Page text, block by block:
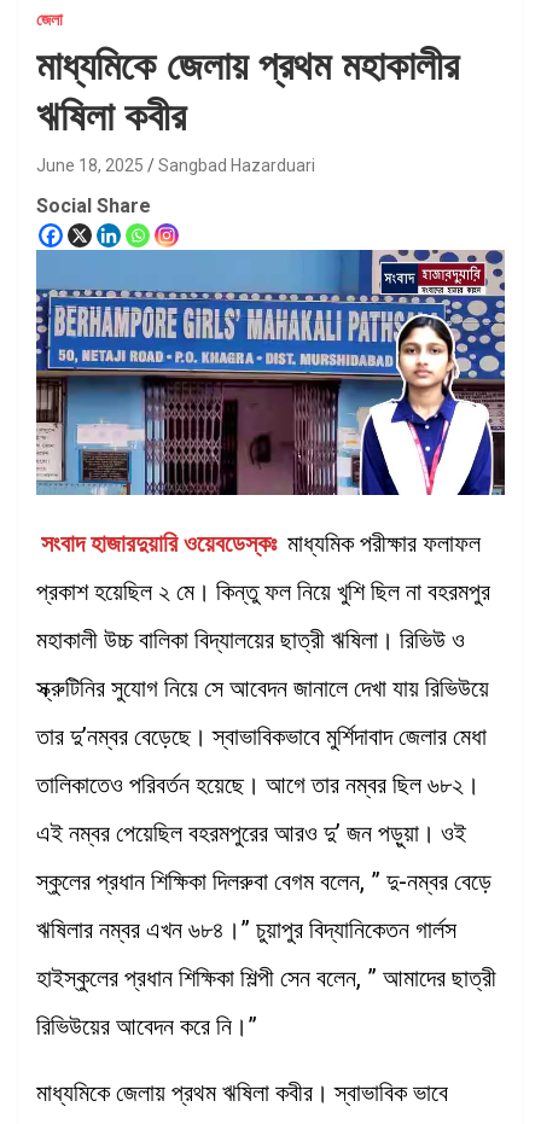
জেলা
মাধ্যমিকে জেলায় প্রথম মহাকালীর
ঋষিলা কবীর
June 18, 2025 Sangbad Hazarduari
Social Share
সংবাদ হাজারদুয়ারি ওয়েবডেস্কঃ মাধ্যমিক পরীক্ষার ফলাফল
প্রকাশ হয়েছিল ২ মে। কিন্তু ফল নিয়ে খুশি ছিল না বহরমপুর
মহাকালী উচ্চ বালিকা বিদ্যালয়ের ছাত্রী ঋষিলা। রিভিউ ও
স্ক্রুটিনির সুযোগ নিয়ে সে আবেদন জানালে দেখা যায় রিভিউয়ে
তার দু’নম্বর বেড়েছে। স্বাভাবিকভাবে মুর্শিদাবাদ জেলার মেধা
তালিকাতেও পরিবর্তন হয়েছে। আগে তার নম্বর ছিল ৬৮২।
এই নম্বর পেয়েছিল বহরমপুরের আরও দু’ জন পড়ুয়া। ওই
স্কুলের প্রধান শিক্ষিকা দিলরুবা বেগম বলেন, ” দু-নম্বর বেড়ে
ঋষিলার নম্বর এখন ৬৮৪।” চুয়াপুর বিদ্যানিকেতন গার্লস
হাইস্কুলের প্রধান শিক্ষিকা শিল্পী সেন বলেন, ” আমাদের ছাত্রী
রিভিউয়ের আবেদন করে নি।”
মাধ্যমিকে জেলায় প্রথম ঋষিলা কবীর। স্বাভাবিক ভাবে